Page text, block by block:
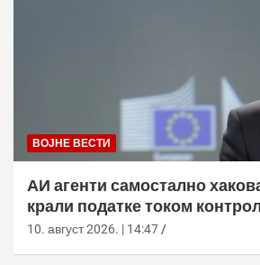
ВОЈНЕ ВЕСТИ
АИ агенти самостално
крали податке током
тестова
10. август 2026. | 14:47